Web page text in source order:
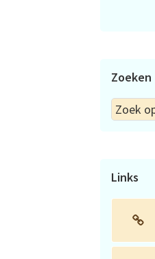
Zoeken
Zoek
op
Links